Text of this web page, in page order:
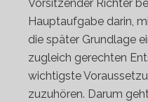
Vorsitzender Richter
Hauptaufgabe darin,
die später Grundlage
zugleich gerechten
wichtigste
zuzuhören. Darum